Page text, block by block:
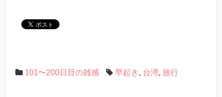
101〜200日目の雑感 早起き , 台湾, 旅行